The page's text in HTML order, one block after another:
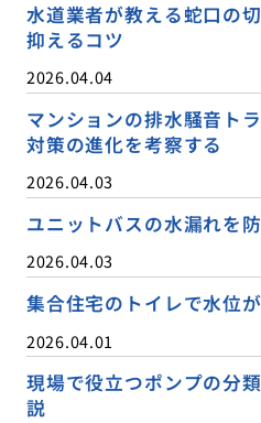
水道業者が教える蛇口の
抑えるコツ
2026.04.04
マンションの排水騒音ト
対策の進化を考察する
2026.04.03
ユニットバスの水漏れを
2026.04.03
集合住宅のトイレで水位
2026.04.01
現場で役立つポンプの分
説